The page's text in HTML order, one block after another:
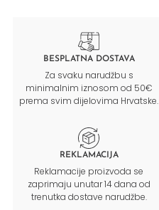
BESPLATNA DOSTAVA
Za svaku narudžbu s
minimalnim iznosom od 50€
prema svim dijelovima Hrvatske.
REKLAMACIJA
Reklamacije proizvoda se
zaprimaju unutar 14 dana od
trenutka dostave narudžbe.